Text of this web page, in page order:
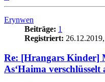
Erynwen
Beiträge: 1
Registriert:
Re: [Hrangars Kinder]
As‘Haima